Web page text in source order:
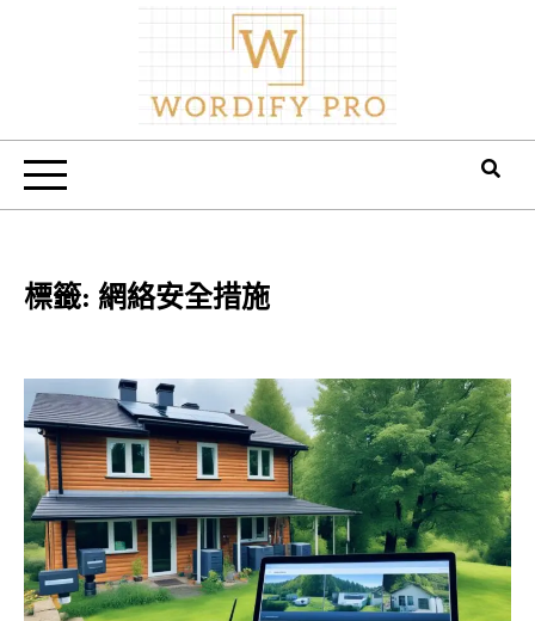
Wordify Pro
標籤: 網絡安全措施